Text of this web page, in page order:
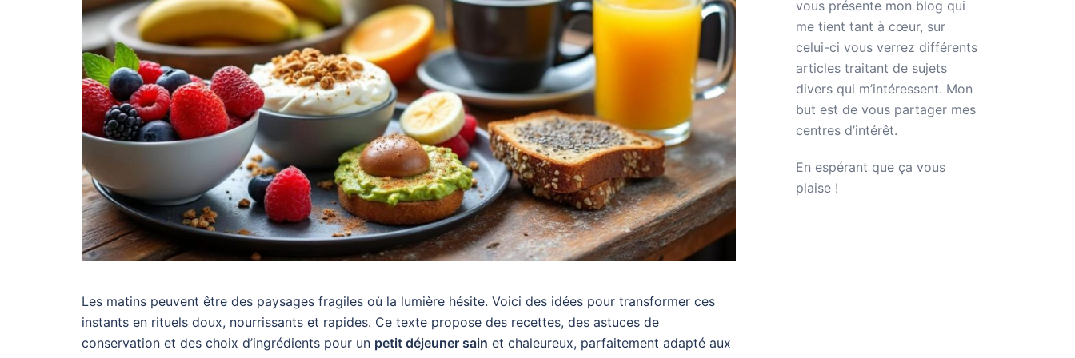
Les matins peuvent être des paysages fragiles où la lumière hésite. Voici des idées pour transformer ces
instants en rituels doux, nourrissants et rapides. Ce texte propose des recettes, des astuces de
conservation et des choix d’ingrédients pour un petit déjeuner sain et chaleureux, parfaitement adapté aux
vous présente mon blog qui
me tient tant à cœur, sur
celui-ci vous verrez différents
articles traitant de sujets
divers qui m’intéressent. Mon
but est de vous partager mes
centres d’intérêt.
En espérant que ça vous
plaise !